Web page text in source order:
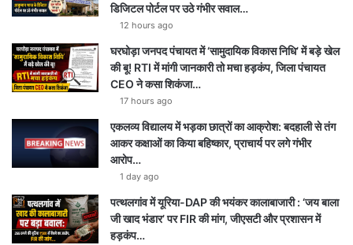
डिजिटल पोर्टल पर उठे गंभीर सवाल…
12 hours ago
घरघोड़ा जनपद पंचायत में ‘सामुदायिक विकास निधि’ में बड़े खेल
की बू! RTI में मांगी जानकारी तो मचा हड़कंप, जिला पंचायत
CEO ने कसा शिकंजा…
17 hours ago
एकलव्य विद्यालय में भड़का छात्रों का आक्रोश: बदहाली से तंग
आकर कक्षाओं का किया बहिष्कार, प्राचार्य पर लगे गंभीर
आरोप…
1 day ago
पत्थलगांव में यूरिया-DAP की भयंकर कालाबाजारी : ‘जय बाला
जी खाद भंडार’ पर FIR की मांग, जीएसटी और प्रशासन में
हड़कंप…